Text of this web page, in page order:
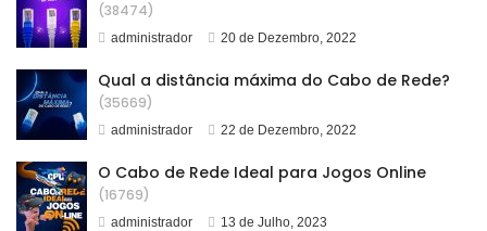
(38474)
administrador 20 de Dezembro, 2022
Qual a distância máxima do Cabo de Rede?
(35669)
administrador 22 de Dezembro, 2022
O Cabo de Rede Ideal para Jogos Online
(16769)
administrador 13 de Julho, 2023